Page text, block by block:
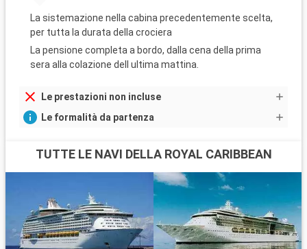
La sistemazione nella cabina precedentemente scelta,
per tutta la durata della crociera
La pensione completa a bordo, dalla cena della prima
sera alla colazione dell ultima mattina.
Le prestazioni non incluse
Le formalità da partenza
TUTTE LE NAVI DELLA ROYAL CARIBBEAN